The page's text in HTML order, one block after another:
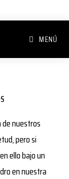
MENÚ
de nuestros
pero si
ello bajo un
en nuestra